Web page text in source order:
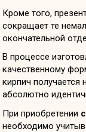
Кроме того,
сокращает те
окончательной
В процессе
качественному
кирпич
абсолютно
При приобретении
необходимо